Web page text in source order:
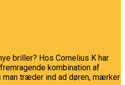
briller? Hos Cornelius K har
kombination af
man træder ind ad døren, mærker